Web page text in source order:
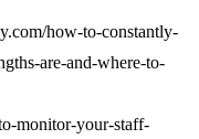
how-to-constantly-
are-and-where-to-
monitor-your-staff-